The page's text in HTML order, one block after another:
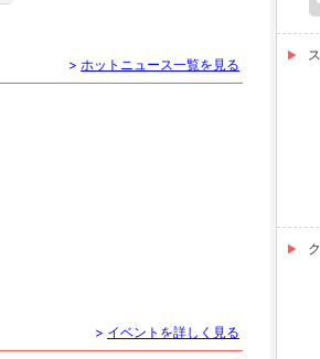
> ホットニュース一覧を見る
> イベントを詳しく見る